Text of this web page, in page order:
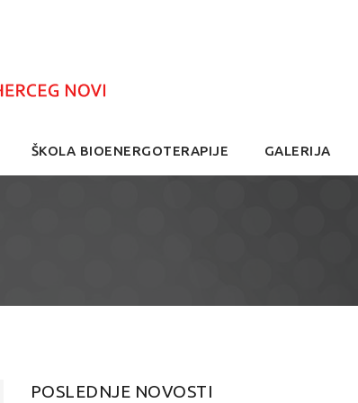
ŠKOLA BIOENERGOTERAPIJE GALERIJA
POSLEDNJE NOVOSTI